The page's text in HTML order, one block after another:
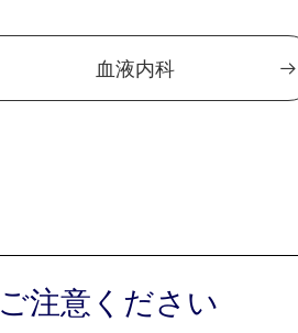
血液内科
ご注意ください